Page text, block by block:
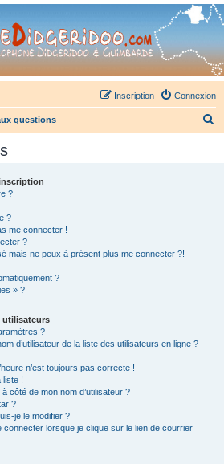
Didgeridoo - retrouvez la communauté.
Connexion
Inscription
questions
?
?
me connecter !
?
mais ne peux à présent plus me connecter ?!
?
» ?
utilisateurs
?
d’utilisateur de la liste des utilisateurs en ligne ?
n’est toujours pas correcte !
liste !
côté de mon nom d’utilisateur ?
?
je le modifier ?
connecter lorsque je clique sur le lien de courrier